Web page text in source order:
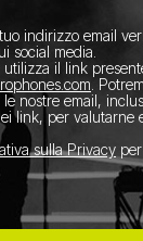
indirizzo email
social media.
il link
.
nostre email,
link, per valutarne
sulla Privacy